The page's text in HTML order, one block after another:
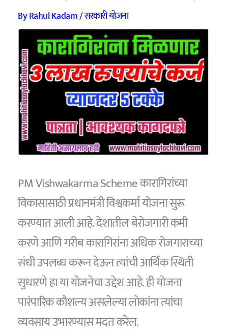
ByRahul Kadam/सरकारी योजना
PM Vishwakarma Scheme कारागिरांच्या
विकासासाठी प्रधानमंत्री विश्वकर्मा योजना सुरू
करण्यात आली आहे. देशातील बेरोजगारी कमी
करणे आणि गरीब कारागिरांना अधिक रोजगाराच्या
संधी उपलब्ध करून देऊन त्यांची आर्थिक स्थिती
सुधारणे हा या योजनेचा उद्देश आहे. ही योजना
पारंपारिक कौशल्य असलेल्या लोकांना त्यांचा
व्यवसाय उभारण्यास मदत करेल.